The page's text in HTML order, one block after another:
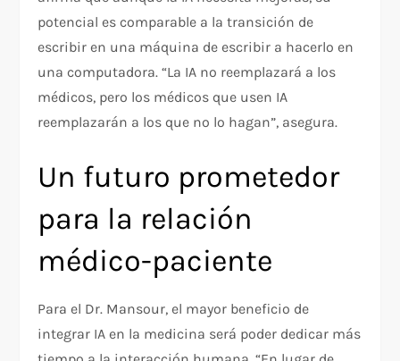
potencial es comparable a la transición de
escribir en una máquina de escribir a hacerlo en
una computadora. “La IA no reemplazará a los
médicos, pero los médicos que usen IA
reemplazarán a los que no lo hagan”, asegura.
Un futuro prometedor
para la relación
médico-paciente
Para el Dr. Mansour, el mayor beneficio de
integrar IA en la medicina será poder dedicar más